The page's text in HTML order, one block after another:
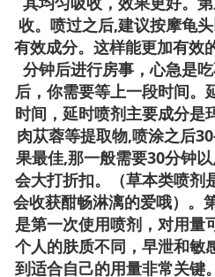
收。喷过之后,建议按摩龟
有效成分。这样能更加有效
分钟后进行房事，心急是
后，你需要等上一段时间。
时间，延时喷剂主要成分是
肉苁蓉等提取物,喷涂之后
果最佳,那一般需要30分钟
会大打折扣。（草本类喷剂
会收获酣畅淋漓的爱哦）。
是第一次使用喷剂，对用量
个人的肤质不同，早泄和敏
到适合自己的用量非常关键